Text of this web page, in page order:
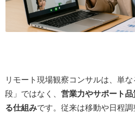
リモート現場観察コンサルは、単
段」ではなく、 営業力やサポート
る仕組みです。従来は移動や日程